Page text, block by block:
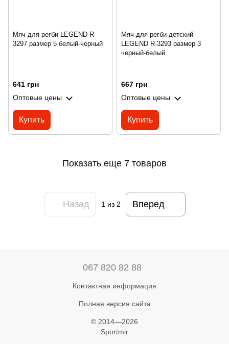
Мяч для регби LEGEND R-
3297 размер 5 белый-черный
641 грн
Оптовые цены
Купить
Мяч для регби детский
LEGEND R-3293 размер 3
черный-белый
667 грн
Оптовые цены
Купить
Показать еще 7 товаров
Назад 1из 2 Вперед
067 820 82 88
Контактная информация
Полная версия сайта
© 2014—2026
Sportmir